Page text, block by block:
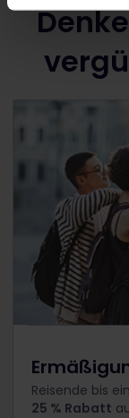
Reisende bis
25 % Rabatt